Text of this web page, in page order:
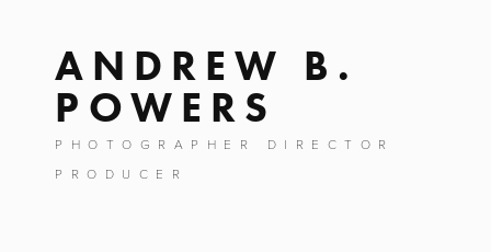
ANDREW B.
POWERS
PHOTOGRAPHER DIRECTOR
PRODUCER